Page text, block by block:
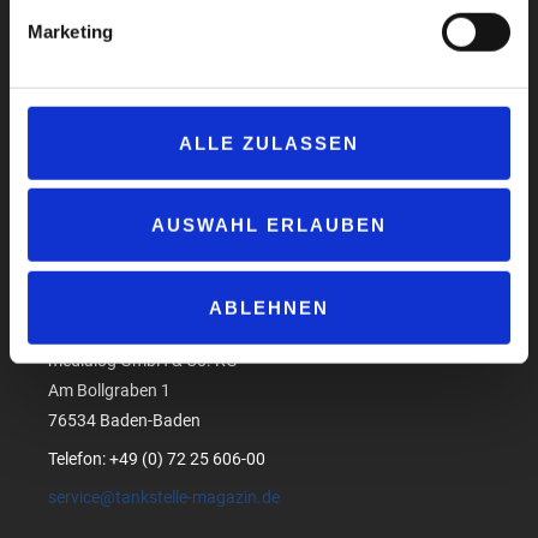
Marketing
ALLE ZULASSEN
AUSWAHL ERLAUBEN
ABLEHNEN
AGB
Compliance
medialog GmbH & Co. KG
Am Bollgraben 1
76534 Baden-Baden
Telefon: +49 (0) 72 25 606-00
service@tankstelle-magazin.de